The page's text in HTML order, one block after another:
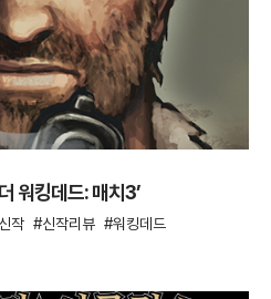
워킹데드: 매치3’
작 신작리뷰
워킹데드